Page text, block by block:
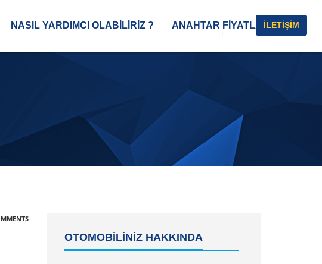
NASIL YARDIMCI OLABİLİRİZ ? ANAHTAR FIYATLARIİLETİŞİM
OTOMOBİLİNİZ HAKKINDA